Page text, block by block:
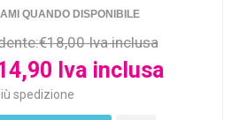
€18,00 Iva inclusa
Iva inclusa
spedizione